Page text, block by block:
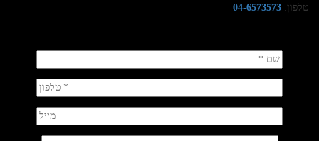
טלפון: 04-6573573